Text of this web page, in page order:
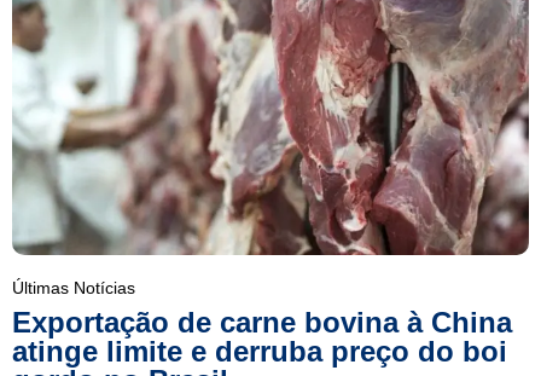
Últimas Notícias
Exportação de carne bovina à China
atinge limite e derruba preço do boi